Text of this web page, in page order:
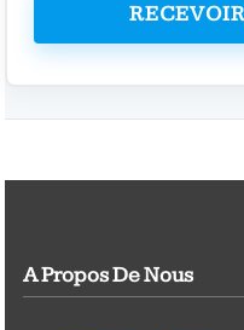
A Propos De Nous